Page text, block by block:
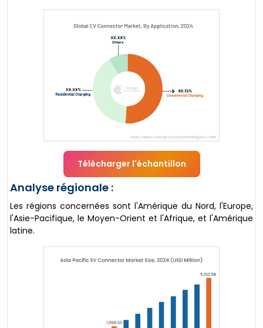
Télécharger l'échantillon
Analyse régionale :
Les régions concernées sont l'Amérique du Nord, l'Europe,
l'Asie-Pacifique, le Moyen-Orient et l'Afrique, et l'Amérique
latine.